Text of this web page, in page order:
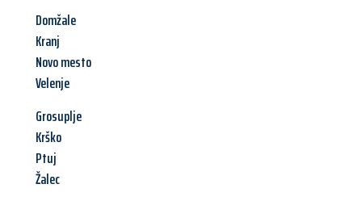
Domžale
Kranj
Novo mesto
Velenje
Grosuplje
Krško
Ptuj
Žalec